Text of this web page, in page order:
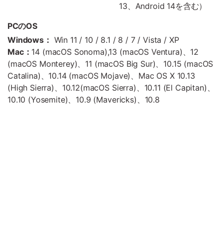
13、Android 14を含む）
PCのOS
Windows： Win 11 / 10 / 8.1 / 8 / 7 / Vista / XP
Mac： 14 (macOS Sonoma),13 (macOS Ventura)、12
(macOS Monterey)、11 (macOS Big Sur)、10.15 (macOS
Catalina)、10.14 (macOS Mojave)、Mac OS X 10.13
(High Sierra)、10.12(macOS Sierra)、10.11 (El Capitan)、
10.10 (Yosemite)、10.9 (Mavericks)、10.8